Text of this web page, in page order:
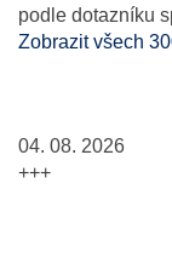
podle dotazníku
Zobrazit všech
04. 08. 2026
+++